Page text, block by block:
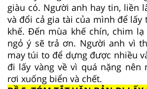
giàu có. Người anh hay tin, liền
và đổi cả gia tài của mình để lấy
khế. Đến mùa khế chín, chim
ngỏ ý sẽ trả ơn. Người anh vì
may túi to để dựng được nhiều
đi lấy vàng về vì quá nặng nên
rơi xuống biển và chết.